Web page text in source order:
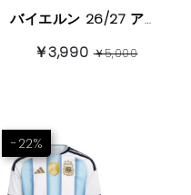
バイエルン 26/27 アウェイ 长袖
￥3,990￥5,000
-22%